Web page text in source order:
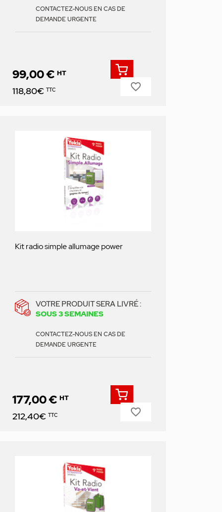
CONTACTEZ-NOUS EN CAS DE
DEMANDE URGENTE
Prix
99,00 € HT
118,80€ TTC favorite_border
Kit radio simple allumage power
VOTRE PRODUIT SERA LIVRÉ :
SOUS 3 SEMAINES
CONTACTEZ-NOUS EN CAS DE
DEMANDE URGENTE
Prix
177,00 € HT
212,40€ TTC favorite_border